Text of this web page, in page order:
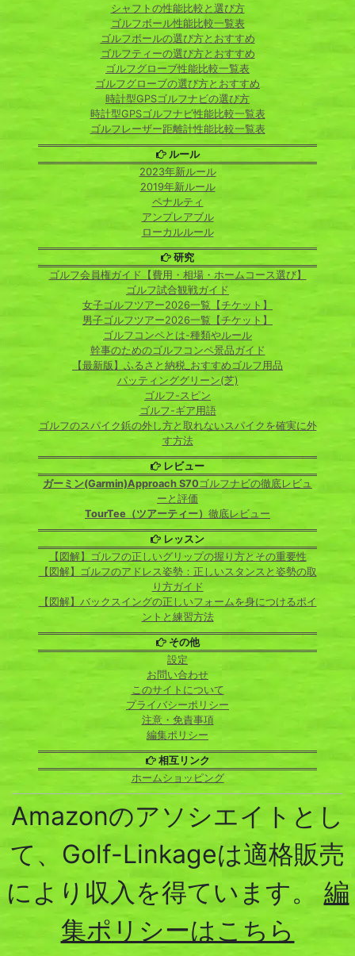
シャフトの性能比較と選び方
ゴルフボール性能比較一覧表
ゴルフボールの選び方とおすすめ
ゴルフティーの選び方とおすすめ
ゴルフグローブ性能比較一覧表
ゴルフグローブの選び方とおすすめ
時計型GPSゴルフナビの選び方
時計型GPSゴルフナビ性能比較一覧表
ゴルフレーザー距離計性能比較一覧表
ルール
2023年新ルール
2019年新ルール
ペナルティ
アンプレアブル
ローカルルール
研究
ゴルフ会員権ガイド【費用・相場・ホームコース選び】
ゴルフ試合観戦ガイド
女子ゴルフツアー2026一覧【チケット】
男子ゴルフツアー2026一覧【チケット】
ゴルフコンペとは-種類やルール
幹事のためのゴルフコンペ景品ガイド
【最新版】ふるさと納税_おすすめゴルフ用品
パッティンググリーン(芝)
ゴルフ-スピン
ゴルフ-ギア用語
ゴルフのスパイク鋲の外し方と取れないスパイクを確実に外
す方法
レビュー
ガーミン(Garmin)Approach S70ゴルフナビの徹底レビュ
ーと評価
TourTee（ツアーティー） 徹底レビュー
レッスン
【図解】ゴルフの正しいグリップの握り方とその重要性
【図解】ゴルフのアドレス姿勢：正しいスタンスと姿勢の取
り方ガイド
【図解】バックスイングの正しいフォームを身につけるポイ
ントと練習方法
その他
設定
お問い合わせ
このサイトについて
プライバシーポリシー
注意・免責事項
編集ポリシー
相互リンク
ホームショッピング
Amazonのアソシエイトとし
て、Golf-Linkageは適格販売
により収入を得ています。 編
集ポリシーはこちら